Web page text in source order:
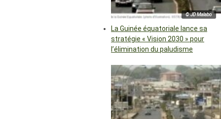
© JD Malabo
La Guinée équatoriale lance sa
stratégie « Vision 2030 » pour
l’élimination du paludisme